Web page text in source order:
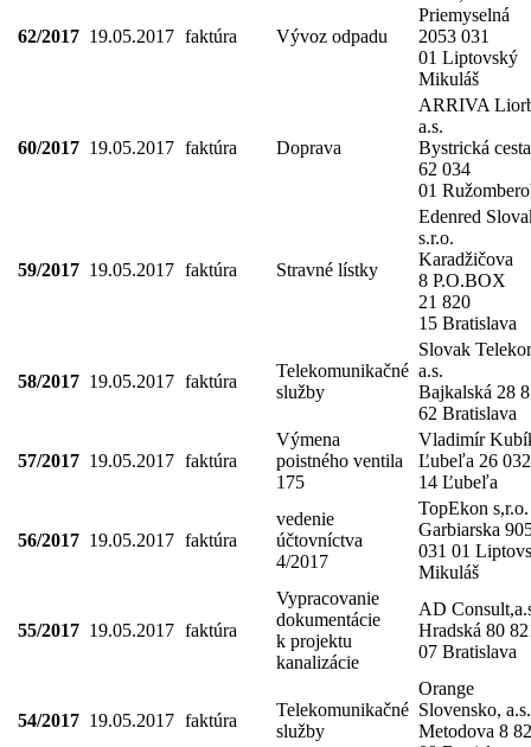
62/2017 19.05.2017 faktúra Vývoz odpadu
Priemyselná
2053 031
01 Liptovský
Mikuláš
60/2017 19.05.2017 faktúra Doprava
ARRIVA
a.s.
Bystrická cesta
62 034
01
59/2017 19.05.2017 faktúra Stravné lístky
Edenred
s.r.o.
Karadžičova
8 P.O.BOX
21 820
15 Bratislava
58/2017 19.05.2017 faktúra
Telekomunikačné
služby
Slovak
a.s.
Bajkalská 28
62 Bratislava
57/2017 19.05.2017 faktúra
Výmena
poistného ventila
175
Vladimír
Ľubeľa 26 032
14 Ľubeľa
56/2017 19.05.2017 faktúra
vedenie
účtovníctva
4/2017
TopEkon s,r.o.
Garbiarska
031 01
Mikuláš
55/2017 19.05.2017 faktúra
Vypracovanie
dokumentácie
k projektu
kanalizácie
AD
Hradská 80
07 Bratislava
54/2017 19.05.2017 faktúra
Telekomunikačné
služby
Orange
Slovensko, a.s.
Metodova 8